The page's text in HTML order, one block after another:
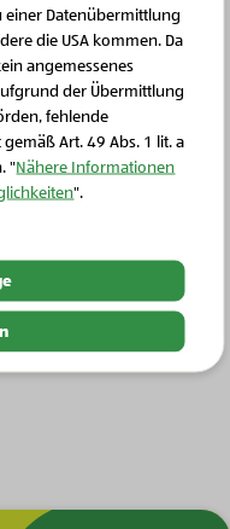
Sie dieses Feld
einer Datenübermittlung
die USA kommen. Da
angemessenes
der Übermittlung
fehlende
Art. 49 Abs. 1 lit. a
"Nähere Informationen
".